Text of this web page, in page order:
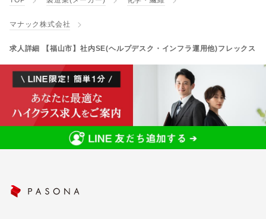
マナック株式会社
求人詳細 【福山市】社内SE(ヘルプデスク・インフラ運用他)フレックス